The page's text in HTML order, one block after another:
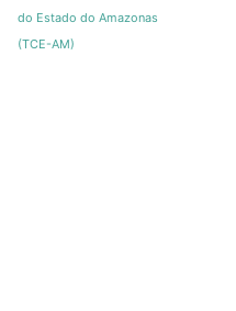
do Estado do Amazonas
(TCE-AM)